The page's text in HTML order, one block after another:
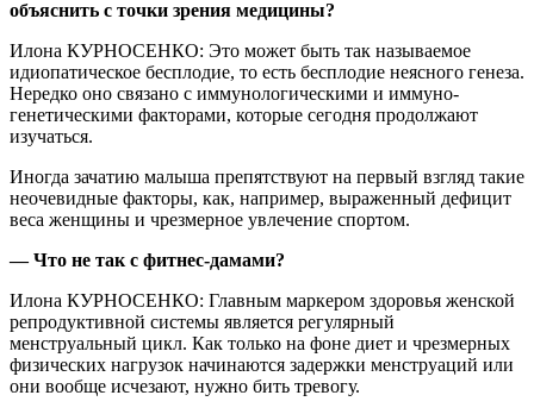
объяснить с точки зрения медицины?
Илона КУРНОСЕНКО: Это может быть так называемое
идиопатическое бесплодие, то есть бесплодие неясного генеза.
Нередко оно связано с иммунологическими и иммуно-
генетическими факторами, которые сегодня продолжают
изучаться.
Иногда зачатию малыша препятствуют на первый взгляд такие
неочевидные факторы, как, например, выраженный дефицит
веса женщины и чрезмерное увлечение спортом.
— Что не так с фитнес-дамами?
Илона КУРНОСЕНКО: Главным маркером здоровья женской
репродуктивной системы является регулярный
менструальный цикл. Как только на фоне диет и чрезмерных
физических нагрузок начинаются задержки менструаций или
они вообще исчезают, нужно бить тревогу.